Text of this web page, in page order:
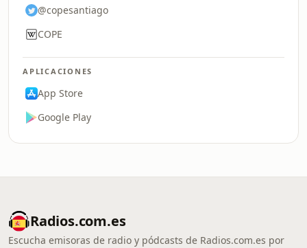
@copesantiago
COPE
APLICACIONES
App Store
Google Play
Radios.com.es
Escucha emisoras de radio y pódcasts de Radios.com.es por